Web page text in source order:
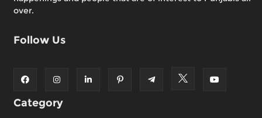
over.
Follow Us
Category